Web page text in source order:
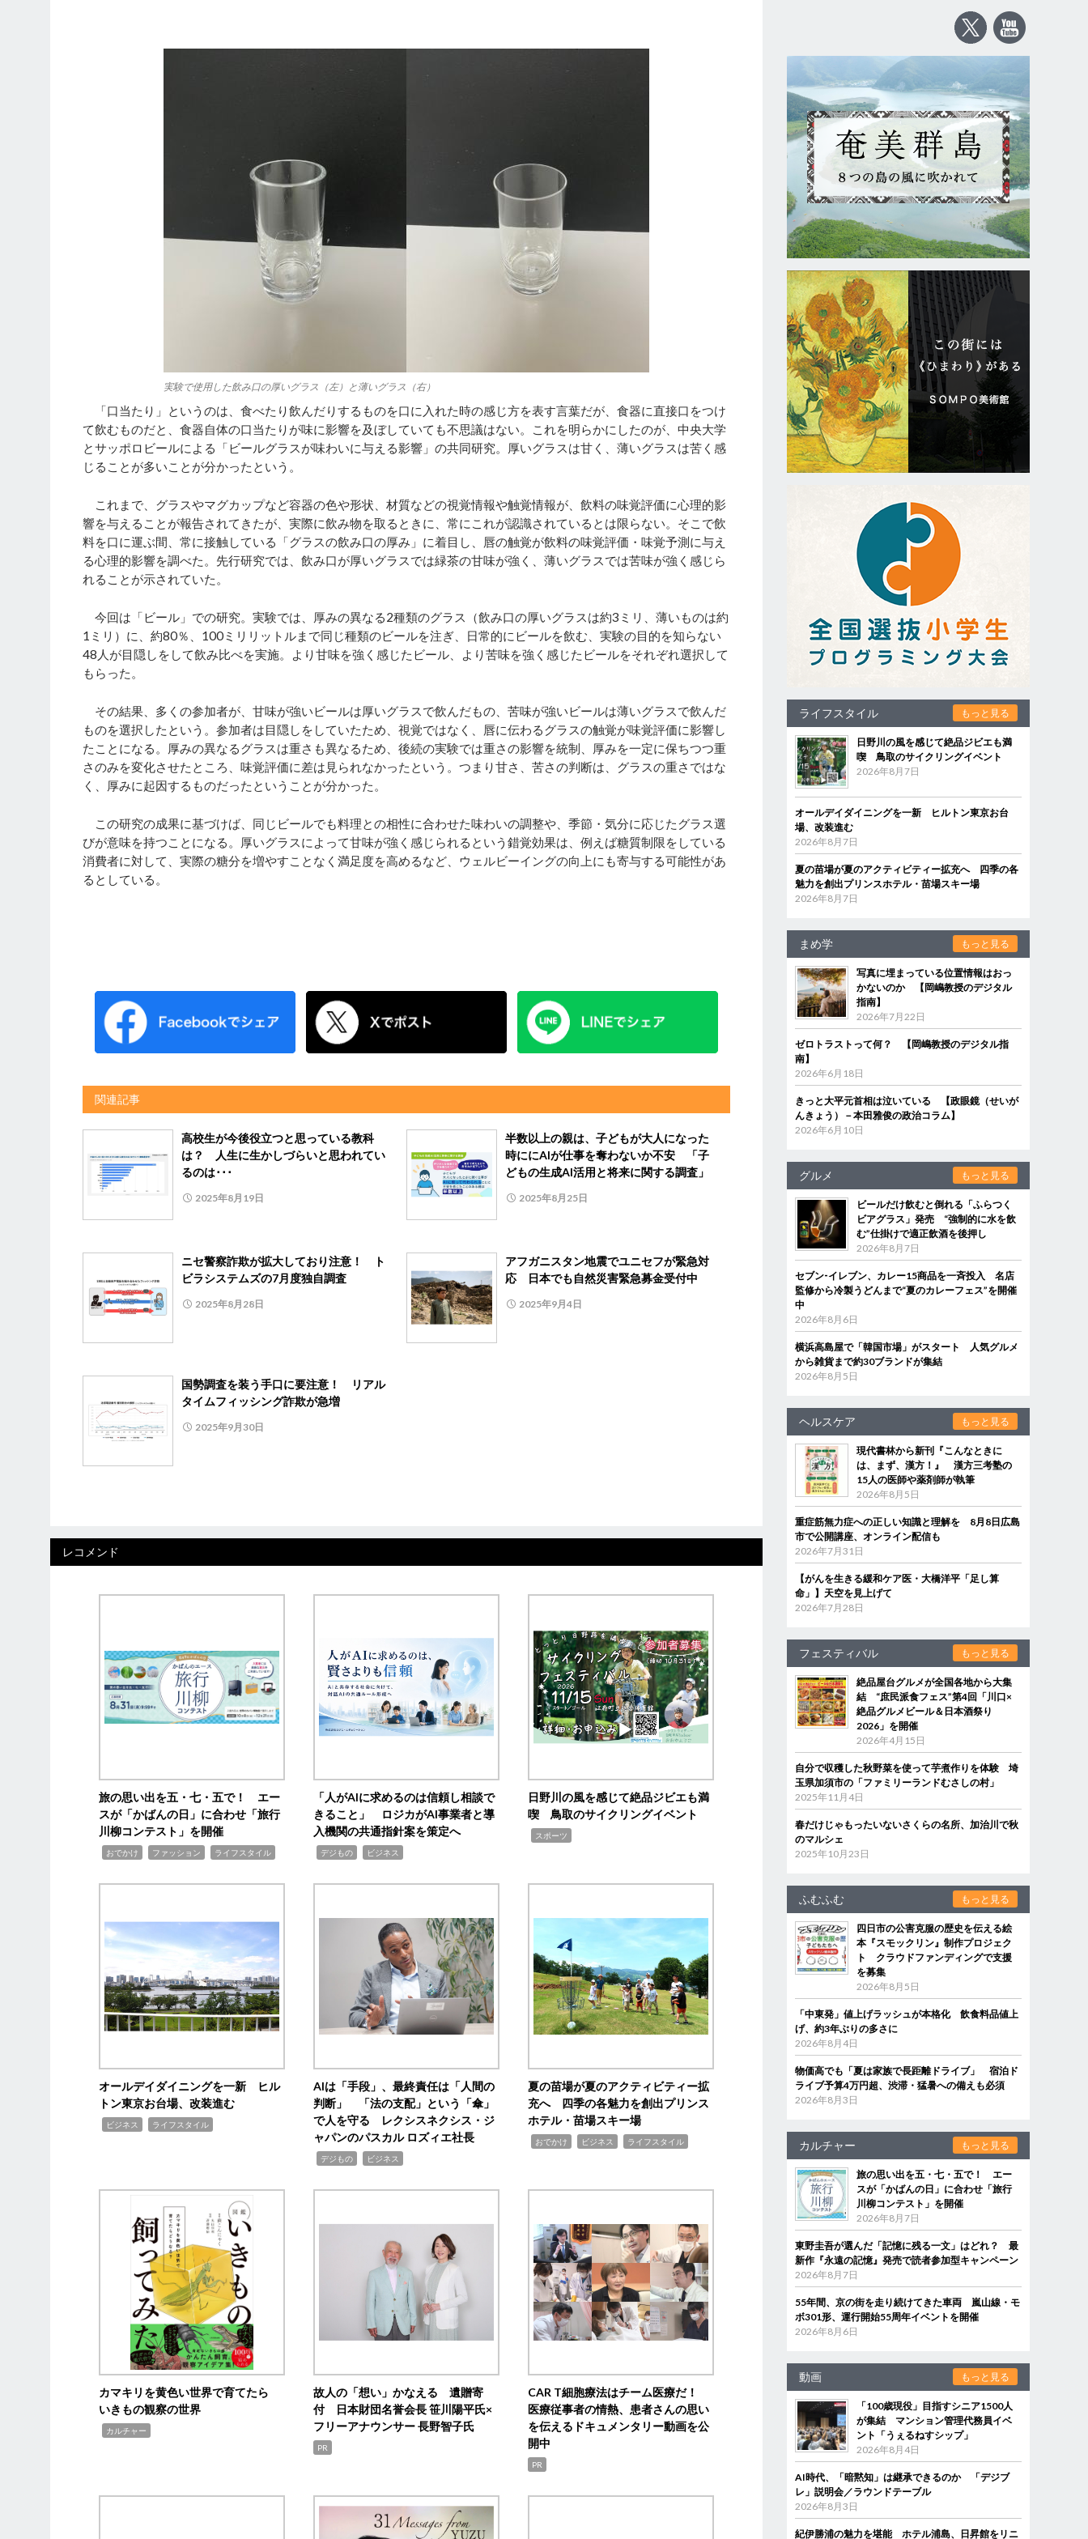
実験で使用した飲み口の厚いグラス（左）と薄いグラス（右）
「口当たり」というのは、食べたり飲んだりするものを口に入れた時の感じ方を表す言葉だが、食器に直接口をつけ
て飲むものだと、食器自体の口当たりが味に影響を及ぼしていても不思議はない。これを明らかにしたのが、中央大学
とサッポロビールによる「ビールグラスが味わいに与える影響」の共同研究。厚いグラスは甘く、薄いグラスは苦く感
じることが多いことが分かったという。
これまで、グラスやマグカップなど容器の色や形状、材質などの視覚情報や触覚情報が、飲料の味覚評価に心理的影
響を与えることが報告されてきたが、実際に飲み物を取るときに、常にこれが認識されているとは限らない。そこで飲
料を口に運ぶ間、常に接触している「グラスの飲み口の厚み」に着目し、唇の触覚が飲料の味覚評価・味覚予測に与え
る心理的影響を調べた。先行研究では、飲み口が厚いグラスでは緑茶の甘味が強く、薄いグラスでは苦味が強く感じら
れることが示されていた。
今回は「ビール」での研究。実験では、厚みの異なる2種類のグラス（飲み口の厚いグラスは約3ミリ、薄いものは約
1ミリ）に、約80％、100ミリリットルまで同じ種類のビールを注ぎ、日常的にビールを飲む、実験の目的を知らない
48人が目隠しをして飲み比べを実施。より甘味を強く感じたビール、より苦味を強く感じたビールをそれぞれ選択して
もらった。
その結果、多くの参加者が、甘味が強いビールは厚いグラスで飲んだもの、苦味が強いビールは薄いグラスで飲んだ
ものを選択したという。参加者は目隠しをしていたため、視覚ではなく、唇に伝わるグラスの触覚が味覚評価に影響し
たことになる。厚みの異なるグラスは重さも異なるため、後続の実験では重さの影響を統制、厚みを一定に保ちつつ重
さのみを変化させたところ、味覚評価に差は見られなかったという。つまり甘さ、苦さの判断は、グラスの重さではな
く、厚みに起因するものだったということが分かった。
この研究の成果に基づけば、同じビールでも料理との相性に合わせた味わいの調整や、季節・気分に応じたグラス選
びが意味を持つことになる。厚いグラスによって甘味が強く感じられるという錯覚効果は、例えば糖質制限をしている
消費者に対して、実際の糖分を増やすことなく満足度を高めるなど、ウェルビーイングの向上にも寄与する可能性があ
るとしている。
関連記事
高校生が今後役立つと思っている教科
は？ 人生に生かしづらいと思われてい
るのは･･･
2025年8月19日
半数以上の親は、子どもが大人になった
時ににAIが仕事を奪わないか不安 「子
どもの生成AI活用と将来に関する調査」
2025年8月25日
ニセ警察詐欺が拡大しており注意！ ト
ビラシステムズの7月度独自調査
2025年8月28日
アフガニスタン地震でユニセフが緊急対
応 日本でも自然災害緊急募金受付中
2025年9月4日
国勢調査を装う手口に要注意！ リアル
タイムフィッシング詐欺が急増
2025年9月30日
レコメンド
旅の思い出を五・七・五で！ エー
スが「かばんの日」に合わせ「旅行
川柳コンテスト」を開催
おでかけ ファッション ライフスタイル
「人がAIに求めるのは信頼し相談で
きること」 ロジカがAI事業者と導
入機関の共通指針案を策定へ
デジもの ビジネス
日野川の風を感じて絶品ジビエも満
喫 鳥取のサイクリングイベント
スポーツ
オールデイダイニングを一新 ヒル
トン東京お台場、改装進む
ビジネス ライフスタイル
AIは「手段」、最終責任は「人間の
判断」 「法の支配」という「傘」
で人を守る レクシスネクシス・ジ
ャパンのパスカル ロズィエ社長
デジもの ビジネス
夏の苗場が夏のアクティビティー拡
充へ 四季の各魅力を創出プリンス
ホテル・苗場スキー場
おでかけ ビジネス ライフスタイル
カマキリを黄色い世界で育てたら
いきもの観察の世界
カルチャー
故人の「想い」かなえる 遺贈寄
付 日本財団名誉会長 笹川陽平氏×
フリーアナウンサー 長野智子氏
PR
CAR T細胞療法はチーム医療だ！
医療従事者の情熱、患者さんの思い
を伝えるドキュメンタリー動画を公
開中
PR
ライフスタイル もっと見る
日野川の風を感じて絶品ジビエも満
喫 鳥取のサイクリングイベント
2026年8月7日
オールデイダイニングを一新 ヒルトン東京お台
場、改装進む
2026年8月7日
夏の苗場が夏のアクティビティー拡充へ 四季の各
魅力を創出プリンスホテル・苗場スキー場
2026年8月7日
まめ学 もっと見る
写真に埋まっている位置情報はおっ
かないのか 【岡嶋教授のデジタル
指南】
2026年7月22日
ゼロトラストって何？ 【岡嶋教授のデジタル指
南】
2026年6月18日
きっと大平元首相は泣いている 【政眼鏡（せいが
んきょう）－本田雅俊の政治コラム】
2026年6月10日
グルメ もっと見る
ビールだけ飲むと倒れる「ふらつく
ビアグラス」発売 “強制的に水を飲
む”仕掛けで適正飲酒を後押し
2026年8月7日
セブン‐イレブン、カレー15商品を一斉投入 名店
監修から冷製うどんまで“夏のカレーフェス”を開催
中
2026年8月6日
横浜高島屋で「韓国市場」がスタート 人気グルメ
から雑貨まで約30ブランドが集結
2026年8月5日
ヘルスケア もっと見る
現代書林から新刊『こんなときに
は、まず、漢方！』 漢方三考塾の
15人の医師や薬剤師が執筆
2026年8月5日
重症筋無力症への正しい知識と理解を 8月8日広島
市で公開講座、オンライン配信も
2026年7月31日
【がんを生きる緩和ケア医・大橋洋平「足し算
命」】天空を見上げて
2026年7月28日
フェスティバル もっと見る
絶品屋台グルメが全国各地から大集
結 “庶民派食フェス”第4回「川口×
絶品グルメビール＆日本酒祭り
2026」を開催
2026年4月15日
自分で収穫した秋野菜を使って芋煮作りを体験 埼
玉県加須市の「ファミリーランドむさしの村」
2025年11月4日
春だけじゃもったいないさくらの名所、加治川で秋
のマルシェ
2025年10月23日
ふむふむ もっと見る
四日市の公害克服の歴史を伝える絵
本『スモックリン』制作プロジェク
ト クラウドファンディングで支援
を募集
2026年8月5日
「中東発」値上げラッシュが本格化 飲食料品値上
げ、約3年ぶりの多さに
2026年8月4日
物価高でも「夏は家族で長距離ドライブ」 宿泊ド
ライブ予算4万円超、渋滞・猛暑への備えも必須
2026年8月3日
カルチャー もっと見る
旅の思い出を五・七・五で！ エー
スが「かばんの日」に合わせ「旅行
川柳コンテスト」を開催
2026年8月7日
東野圭吾が選んだ「記憶に残る一文」はどれ？ 最
新作『永遠の記憶』発売で読者参加型キャンペーン
2026年8月7日
55年間、京の街を走り続けてきた車両 嵐山線・モ
ボ301形、運行開始55周年イベントを開催
2026年8月6日
動画 もっと見る
「100歳現役」目指すシニア1500人
が集結 マンション管理代務員イベ
ント「うぇるねすシップ」
2026年8月4日
AI時代、「暗黙知」は継承できるのか 「デジブ
レ」説明会／ラウンドテーブル
2026年8月3日
紀伊勝浦の魅力を堪能 ホテル浦島、日昇館をリニ